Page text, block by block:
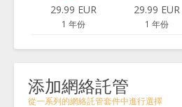
29.99 EUR
1 年份
29.99 EUR
1 年份
添加網絡託管
從一系列的網絡託管套件中進行選擇